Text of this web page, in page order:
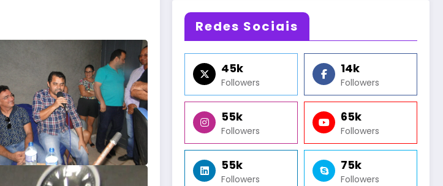
Redes Sociais
45k
Followers
14k
Followers
55k
Followers
65k
Followers
55k
Followers
75k
Followers